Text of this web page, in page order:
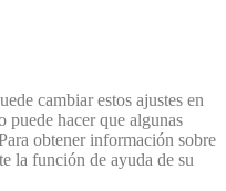
cambiar estos ajustes en
puede hacer que algunas
obtener información sobre
la función de ayuda de su